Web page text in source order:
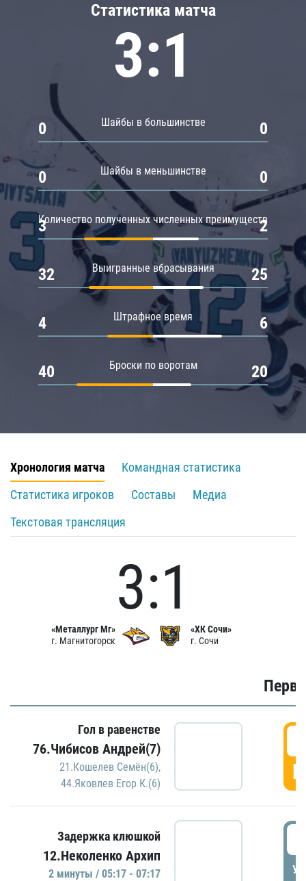
Статистика матча
3:1
Шайбы в большинстве
0 0
Шайбы в меньшинстве
0 0
Количество полученных численных преимуществ
3 2
Выигранные вбрасывания
32 25
Штрафное время
4 6
Броски по воротам
40 20
Хронология матча
Командная статистика
Статистика игроков
Составы
Медиа
Текстовая трансляция
«Металлург Мг»
г. Магнитогорск
3:1
«ХК Сочи»
г. Сочи
Гол в равенстве
76.Чибисов Андрей(7)
21.Кошелев Семён(6),
44.Яковлев Егор К.(6)
Задержка клюшкой
12.Неколенко Архип
2 минуты / 05:17 - 07:17